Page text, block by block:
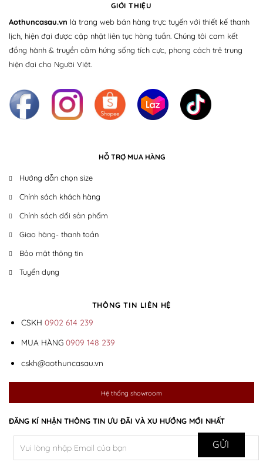
GIỚI THIỆU
Aothuncasau.vn là trang web bán hàng trực tuyến với thiết kế thanh
lịch, hiện đại được cập nhật liên tục hàng tuần. Chúng tôi cam kết
đồng hành & truyền cảm hứng sống tích cực, phong cách trẻ trung
hiện đại cho Người Việt.
HỖ TRỢ MUA HÀNG
Hướng dẫn chọn size
Chính sách khách hàng
Chính sách đổi sản phẩm
Giao hàng- thanh toán
Bảo mật thông tin
Tuyển dụng
THÔNG TIN LIÊN HỆ
CSKH 0902 614 239
MUA HÀNG 0909 148 239
cskh@aothuncasau.vn
Hệ thống showroom
ĐĂNG KÍ NHẬN THÔNG TIN ƯU ĐÃI VÀ XU HƯỚNG MỚI NHẤT